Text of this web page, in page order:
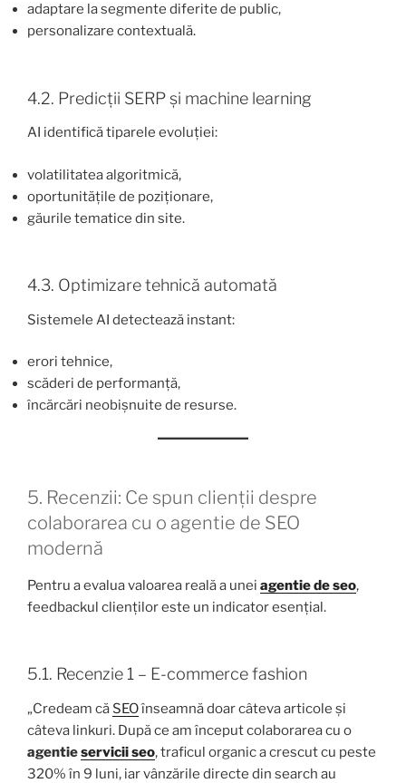
adaptare la segmente diferite de public,
personalizare contextuală.
4.2. Predicții SERP și machine learning
AI identifică tiparele evoluției:
volatilitatea algoritmică,
oportunitățile de poziționare,
găurile tematice din site.
4.3. Optimizare tehnică automată
Sistemele AI detectează instant:
erori tehnice,
scăderi de performanță,
încărcări neobișnuite de resurse.
5. Recenzii: Ce spun clienții despre
colaborarea cu o agentie de SEO
modernă
Pentru a evalua valoarea reală a unei agentie de seo,
feedbackul clienților este un indicator esențial.
5.1. Recenzie 1 – E-commerce fashion
„Credeam că SEOînseamnă doar câteva articole și
câteva linkuri. După ce am început colaborarea cu o
agentieservicii seo, traficul organic a crescut cu peste
320% în 9 luni, iar vânzările directe din search au